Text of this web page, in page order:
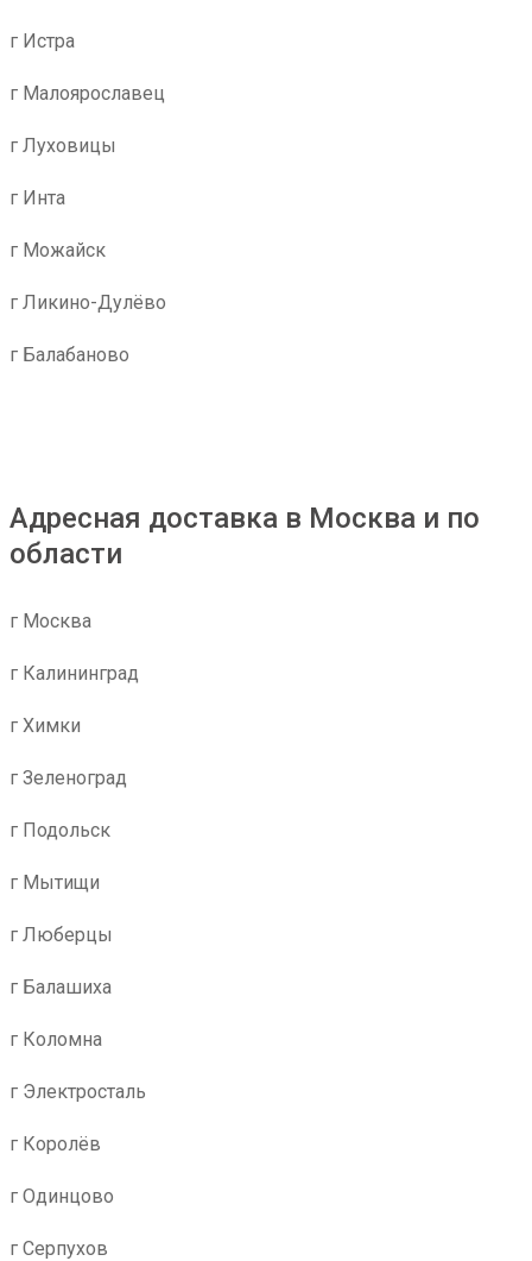
г Истра
г Малоярославец
г Луховицы
г Инта
г Можайск
г Ликино-Дулёво
г Балабаново
Адресная доставка в Москва и по
области
г Москва
г Калининград
г Химки
г Зеленоград
г Подольск
г Мытищи
г Люберцы
г Балашиха
г Коломна
г Электросталь
г Королёв
г Одинцово
г Серпухов